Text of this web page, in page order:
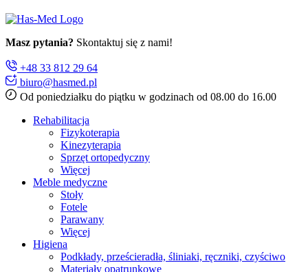
Masz pytania? Skontaktuj się z nami!
+48 33 812 29 64
biuro@hasmed.pl
Od poniedziałku do piątku w godzinach od 08.00 do 16.00
Rehabilitacja
Fizykoterapia
Kinezyterapia
Sprzęt ortopedyczny
Więcej
Meble medyczne
Stoły
Fotele
Parawany
Więcej
Higiena
Podkłady, prześcieradła, śliniaki, ręczniki, czyściwo
Materiały opatrunkowe